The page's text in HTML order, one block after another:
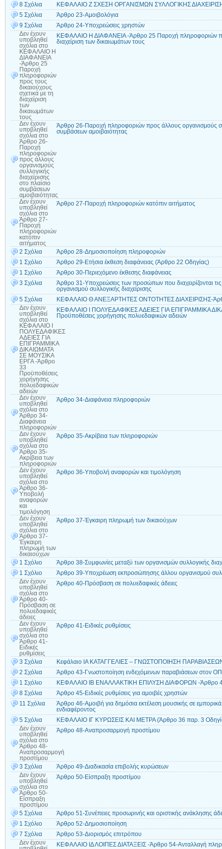
8 Σχόλια
ΚΕΦΑΛΑΙΟ Ζ ΣΧΕΣΗ ΟΡΓΑΝΙΣΜΩΝ ΣΥΛΛΟΓΙΚΗΣ
5 Σχόλια
Άρθρο 23-Αμοιβολόγια
9 Σχόλια
Άρθρο 24-Υποχρεώσεις χρηστών
Δεν έχουν
υποβληθεί
σχόλια στο
ΚΕΦΑΛΑΙΟ Η
ΔΙΑΦΑΝΕΙΑ
-Άρθρο 25
Παροχή
πληροφοριών
προς τους
δικαιούχους
σχετικά με τη
διαχείριση
των
δικαιωμάτων
τους
ΚΕΦΑΛΑΙΟ Η ΔΙΑΦΑΝΕΙΑ -Άρθρο 25 Παροχή πληροφοριών
διαχείριση των δικαιωμάτων τους
Δεν έχουν
υποβληθεί
σχόλια στο
Άρθρο 26-
Παροχή
πληροφοριών
προς άλλους
οργανισμούς
συλλογικής
διαχείρισης
στο πλαίσιο
συμβάσεων
αμοιβαιότητας
Άρθρο 26-Παροχή πληροφοριών προς άλλους οργανισμούς
συμβάσεων αμοιβαιότητας
Δεν έχουν
υποβληθεί
σχόλια στο
Άρθρο 27-
Παροχή
πληροφοριών
κατόπιν
αιτήματος
Άρθρο 27-Παροχή πληροφοριών κατόπιν αιτήματος
2 Σχόλια
Άρθρο 28-Δημοσιοποίηση πληροφοριών
1 Σχόλιο
Άρθρο 29-Ετήσια έκθεση διαφάνειας (Άρθρο 22 Οδηγίας)
1 Σχόλιο
Άρθρο 30-Περιεχόμενο έκθεσης διαφάνειας
3 Σχόλια
Άρθρο 31-Υποχρεώσεις των προσώπων που διαχειρίζονται τις
οργανισμού συλλογικής διαχείρισης
5 Σχόλια
ΚΕΦΑΛΑΙΟ Θ ΑΝΕΞΑΡΤΗΤΕΣ ΟΝΤΟΤΗΤΕΣ ΔΙΑΧΕΙΡΙΣΗΣ-
Δεν έχουν
υποβληθεί
σχόλια στο
ΚΕΦΑΛΑΙΟ Ι
ΠΟΛΥΕΔΑΦΙΚΕΣ
ΑΔΕΙΕΣ ΓΙΑ
ΕΠΙΓΡΑΜΜΙΚΑ
ΔΙΚΑΙΩΜΑΤΑ
ΣΕ ΜΟΥΣΙΚΑ
ΕΡΓΑ -Άρθρο
33
Προϋποθέσεις
χορήγησης
πολυεδαφικών
αδειών
ΚΕΦΑΛΑΙΟ Ι ΠΟΛΥΕΔΑΦΙΚΕΣ ΑΔΕΙΕΣ ΓΙΑ ΕΠΙΓΡΑΜΜΙΚΑ
Προϋποθέσεις χορήγησης πολυεδαφικών αδειών
Δεν έχουν
υποβληθεί
σχόλια στο
Άρθρο 34-
Διαφάνεια
πληροφοριών
Άρθρο 34-Διαφάνεια πληροφοριών
Δεν έχουν
υποβληθεί
σχόλια στο
Άρθρο 35-
Ακρίβεια των
πληροφοριών
Άρθρο 35-Ακρίβεια των πληροφοριών
Δεν έχουν
υποβληθεί
σχόλια στο
Άρθρο 36-
Υποβολή
αναφορών
και
τιμολόγηση
Άρθρο 36-Υποβολή αναφορών και τιμολόγηση
Δεν έχουν
υποβληθεί
σχόλια στο
Άρθρο 37-
Έγκαιρη
πληρωμή των
δικαιούχων
Άρθρο 37-Έγκαιρη πληρωμή των δικαιούχων
1 Σχόλιο
Άρθρο 38-Συμφωνίες μεταξύ των οργανισμών συλλογικής
1 Σχόλιο
Άρθρο 39-Υποχρέωση εκπροσώπησης άλλου οργανισμού
Δεν έχουν
υποβληθεί
σχόλια στο
Άρθρο 40-
Πρόσβαση σε
πολυεδαφικές
άδειες
Άρθρο 40-Πρόσβαση σε πολυεδαφικές άδειες
Δεν έχουν
υποβληθεί
σχόλια στο
Άρθρο 41-
Ειδικές
ρυθμίσεις
Άρθρο 41-Ειδικές ρυθμίσεις
3 Σχόλια
Κεφάλαιο ΙΑ ΚΑΤΑΓΓΕΛΙΕΣ – ΓΝΩΣΤΟΠΟΙΗΣΗ ΠΑΡΑΒΙΑΣΕΩΝ-
2 Σχόλια
Άρθρο 43-Γνωστοποίηση ενδεχόμενων παραβιάσεων στον
1 Σχόλιο
ΚΕΦΑΛΑΙΟ ΙΒ ΕΝΑΛΛΑΚΤΙΚΗ ΕΠΙΛΥΣΗ ΔΙΑΦΟΡΩΝ -Άρθρο 44
8 Σχόλια
Άρθρο 45-Ειδικές ρυθμίσεις για αμοιβές χρηστών
11 Σχόλια
Άρθρο 46-Αμοιβή για δημόσια εκτέλεση μουσικής σε
ενδιαφέροντος
5 Σχόλια
ΚΕΦΑΛΑΙΟ ΙΓ ΚΥΡΩΣΕΙΣ ΚΑΙ ΜΕΤΡΑ (Άρθρο 36 παρ. 3
Δεν έχουν
υποβληθεί
σχόλια στο
Άρθρο 48-
Αναπροσαρμογή
προστίμου
Άρθρο 48-Αναπροσαρμογή προστίμου
3 Σχόλια
Άρθρο 49-Διαδικασία επιβολής κυρώσεων
Δεν έχουν
υποβληθεί
σχόλια στο
Άρθρο 50-
Είσπραξη
προστίμου
Άρθρο 50-Είσπραξη προστίμου
5 Σχόλια
Άρθρο 51-Συνέπειες προσωρινής και οριστικής ανάκλησης
1 Σχόλιο
Άρθρο 52-Δημοσιοποίηση
7 Σχόλια
Άρθρο 53-Διορισμός επιτρόπου
Δεν έχουν
ΚΕΦΑΛΑΙΟ ΙΔ ΛΟΙΠΕΣ ΔΙΑΤΑΞΕΙΣ -Άρθρο 54-Ανταλλαγή